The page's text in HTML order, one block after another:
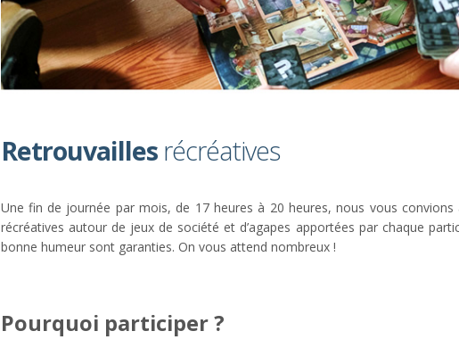
Retrouvaillesrécréatives
Une fin de journée par mois, de 17 heures à 20 heures, nous vous
récréatives autour de jeux de société et d’agapes apportées par chaque
bonne humeur sont garanties. On vous attend nombreux !
Pourquoi participer ?